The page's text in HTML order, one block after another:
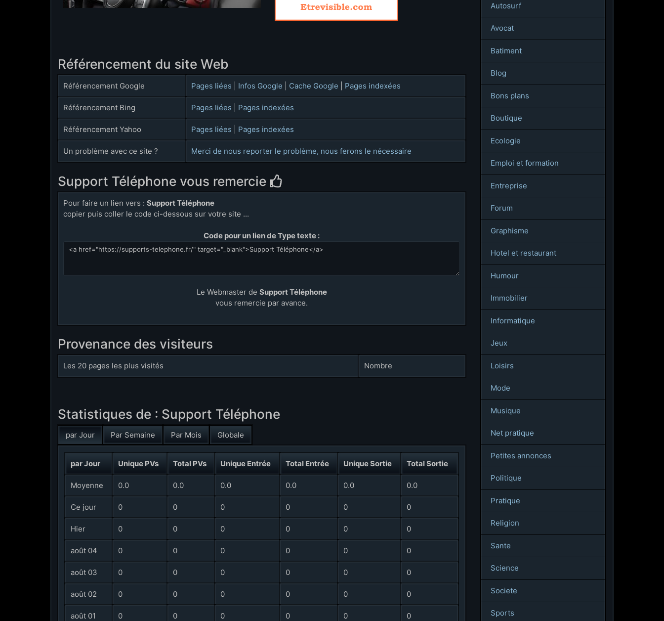
Référencement du site Web
Référencement Google Pages liées Infos Google Cache Google Pages indexées
Référencement Bing Pages liées Pages indexées
Référencement Yahoo Pages liées Pages indexées
Un problème avec ce site ? Merci de nous reporter le problème, nous ferons le nécessaire
Support Téléphone vous remercie
Pour faire un lien vers :Support Téléphone
copier puis coller le code ci-dessous sur votre site ...
Code pour un lien de Type texte :
Le Webmaster de Support Téléphone
vous remercie par avance.
Provenance des visiteurs
Les 20 pages les plus visités Nombre
Statistiques de : Support Téléphone
par Jour Par Semaine Par Mois Globale
par Jour Unique PVs Total PVs Unique Entrée Total Entrée Unique Sortie Total Sortie
Moyenne 0.0 0.0 0.0 0.0 0.0 0.0
Ce jour 0 0 0 0 0 0
Hier 0 0 0 0 0 0
août 04 0 0 0 0 0 0
août 03 0 0 0 0 0 0
août 02 0 0 0 0 0 0
août 01 0 0 0 0 0 0
Autosurf
Avocat
Batiment
Blog
Bons plans
Boutique
Ecologie
Emploi et formation
Entreprise
Forum
Graphisme
Hotel et restaurant
Humour
Immobilier
Informatique
Jeux
Loisirs
Mode
Musique
Net pratique
Petites annonces
Politique
Pratique
Religion
Sante
Science
Societe
Sports